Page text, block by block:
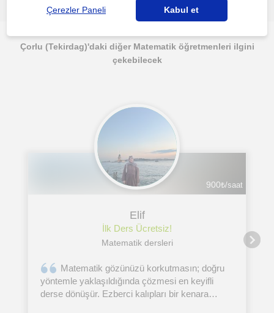
Çorlu (Tekirdag)'daki diğer Matematik öğretmenleri ilgini
çekebilecek
900₺/saat
Elif
İlk Ders Ücretsiz!
Matematik dersleri
​Matematik gözünüzü korkutmasın; doğru
yöntemle yaklaşıldığında çözmesi en keyifli
derse dönüşür. Ezberci kalıpları bir kenara
Çerezler Paneli Kabul et